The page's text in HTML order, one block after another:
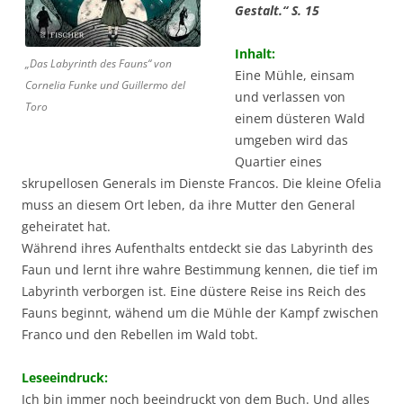
„Das Labyrinth des Fauns“ von
Cornelia Funke und Guillermo del
Toro
Gestalt.“ S. 15
Inhalt:
Eine Mühle, einsam
und verlassen von
einem düsteren Wald
umgeben wird das
Quartier eines
skrupellosen Generals im Dienste Francos. Die kleine Ofelia
muss an diesem Ort leben, da ihre Mutter den General
geheiratet hat.
Während ihres Aufenthalts entdeckt sie das Labyrinth des
Faun und lernt ihre wahre Bestimmung kennen, die tief im
Labyrinth verborgen ist. Eine düstere Reise ins Reich des
Fauns beginnt, wähend um die Mühle der Kampf zwischen
Franco und den Rebellen im Wald tobt.
Leseeindruck:
Ich bin immer noch beeindruckt von dem Buch. Und alles